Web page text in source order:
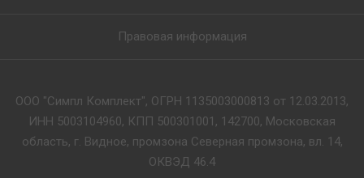
Правовая информация
ООО "Симпл Комплект", ОГРН 1135003000813 от 12.03.2013,
ИНН 5003104960, КПП 500301001, 142700, Московская
область, г. Видное, промзона Северная промзона, вл. 14,
ОКВЭД 46.4